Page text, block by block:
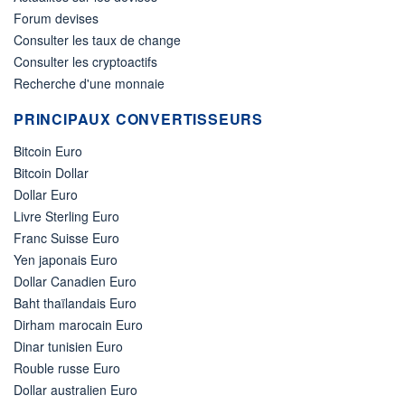
Forum devises
Consulter les taux de change
Consulter les cryptoactifs
Recherche d'une monnaie
PRINCIPAUX CONVERTISSEURS
Bitcoin Euro
Bitcoin Dollar
Dollar Euro
Livre Sterling Euro
Franc Suisse Euro
Yen japonais Euro
Dollar Canadien Euro
Baht thaïlandais Euro
Dirham marocain Euro
Dinar tunisien Euro
Rouble russe Euro
Dollar australien Euro